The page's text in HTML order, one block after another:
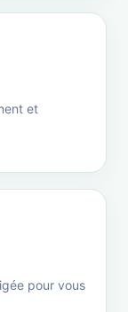
et
pour vous